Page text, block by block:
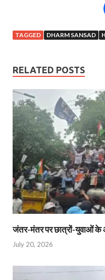
TAGGED DHARM SANSAD
RELATED POSTS
जंतर-मंतर पर छात्रों-युवाओं
July 20, 2026